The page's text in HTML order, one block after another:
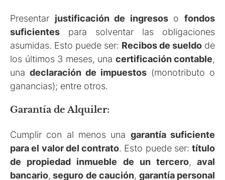
Presentar justificación de ingresosofondos
suficientes para solventar las obligaciones
asumidas. Esto puede ser: Recibos de sueldo de
los últimos 3 meses, una certificación contable,
una declaración de impuestos (monotributo o
ganancias); entre otros.
Garantía de Alquiler:
Cumplir con al menos una garantíasuficiente
para el valor del contrato. Esto puede ser: título
de propiedad inmueble de un tercero, aval
bancario, seguro de caución, garantía personal